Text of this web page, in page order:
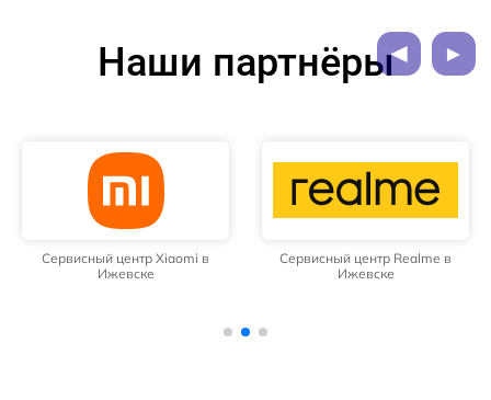
Наши партнёры
Сервисный центр Xiaomi в
Ижевске
Сервисный центр Realme в
Ижевске